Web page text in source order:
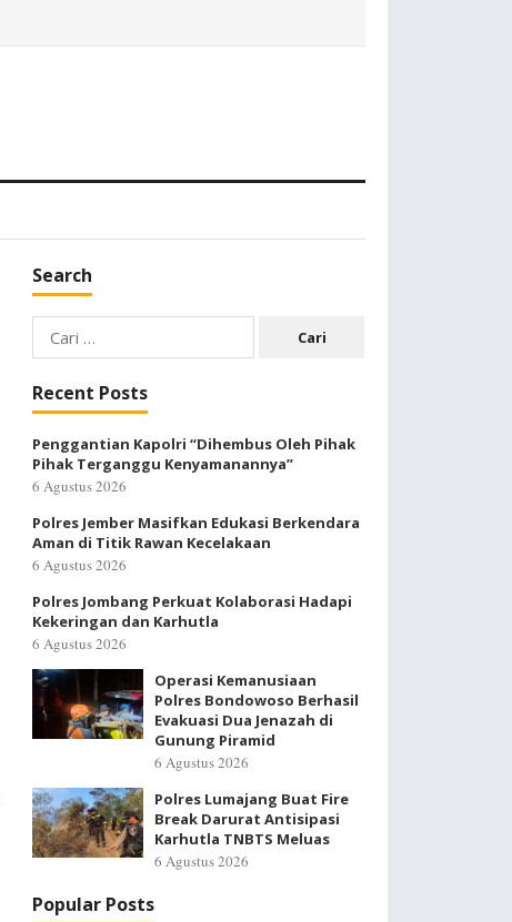
Search
Cari
untuk:
Recent Posts
Penggantian Kapolri “Dihembus Oleh Pihak
Pihak Terganggu Kenyamanannya”
6 Agustus 2026
Polres Jember Masifkan Edukasi Berkendara
Aman di Titik Rawan Kecelakaan
6 Agustus 2026
Polres Jombang Perkuat Kolaborasi Hadapi
Kekeringan dan Karhutla
6 Agustus 2026
Operasi Kemanusiaan
Polres Bondowoso Berhasil
Evakuasi Dua Jenazah di
Gunung Piramid
6 Agustus 2026
Polres Lumajang Buat Fire
Break Darurat Antisipasi
Karhutla TNBTS Meluas
6 Agustus 2026
Popular Posts